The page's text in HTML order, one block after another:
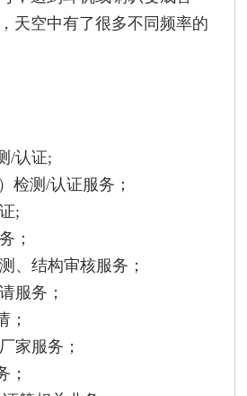
天空中有了很多不同频率的
/认证;
检测/认证服务；
;
；
、结构审核服务；
服务；
；
家服务；
；